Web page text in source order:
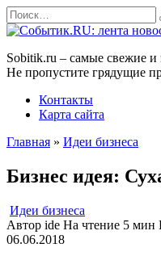
Перейти
к
Search
for:
Sobitik.ru – самые свежие
Не пропустите грядущие
Контакты
Карта сайта
Главная » Идеи бизнеса
Бизнес идея:
Идеи бизнеса
Автор ide На чтение 5 мин
06.06.2018